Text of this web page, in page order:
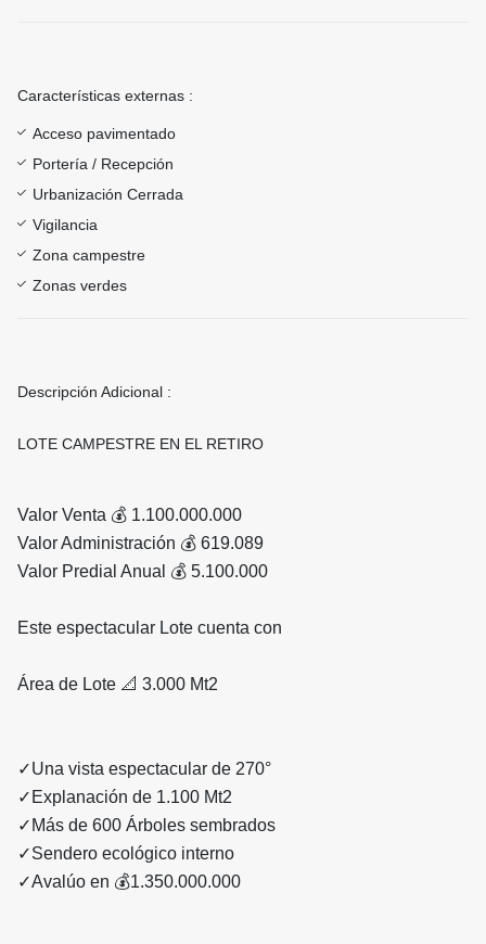
Características externas :
Acceso pavimentado
Portería / Recepción
Urbanización Cerrada
Vigilancia
Zona campestre
Zonas verdes
Descripción Adicional :
LOTE CAMPESTRE EN EL RETIRO
Valor Venta 💰 1.100.000.000
Valor Administración 💰 619.089
Valor Predial Anual 💰 5.100.000
Este espectacular Lote cuenta con
Área de Lote 📐 3.000 Mt2
✓Una vista espectacular de 270°
✓Explanación de 1.100 Mt2
✓Más de 600 Árboles sembrados
✓Sendero ecológico interno
✓Avalúo en 💰1.350.000.000